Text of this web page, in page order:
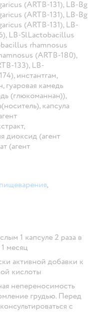
(ARTB-131), LB-Bg
(ARTB-131), LB-Bg
(ARTB-131), LB-
LB-SlLactobacillus
rhamnosus
(ARTB-180),
133), LB-
инстантгам,
гуаровая камедь
(глюкоманнан)),
капсула
диоксид (агент
(агент
,
1 капсуле 2 раза в
месяц
активной добавки к
кислоты
непереносимость
грудью. Перед
с